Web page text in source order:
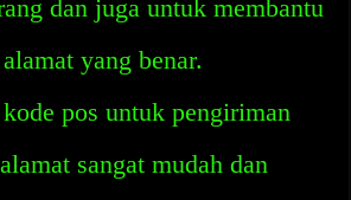
dan juga untuk membantu
yang benar.
pos untuk pengiriman
sangat mudah dan